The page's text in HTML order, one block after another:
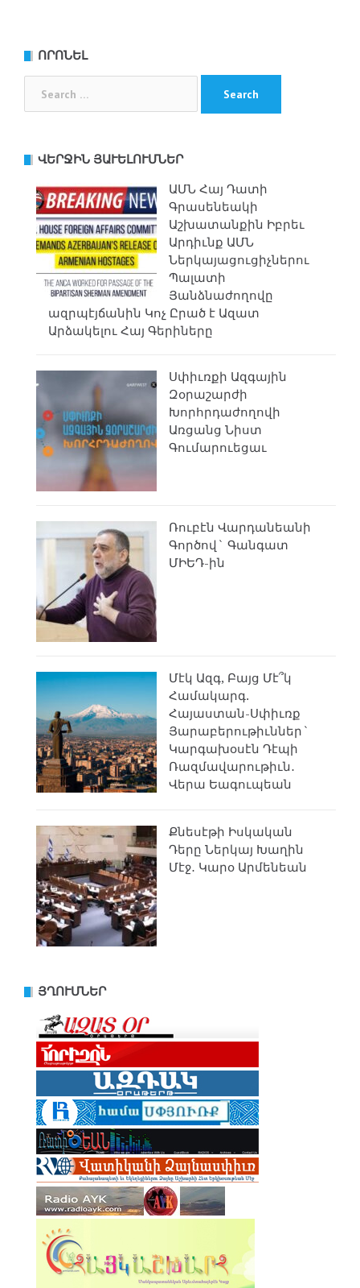
ՈՐՈՆԵԼ
ՎԵՐՋԻՆ ՅԱՒԵԼՈՒՄՆԵՐ
ԱՄՆ Հայ Դատի
Գրասենեակի
Աշխատանքին Իբրեւ
Արդիւնք ԱՄՆ
Ներկայացուցիչներու
Պալատի
Յանձնաժողովը
ազրպէյճանին Կոչ Ըրած է Ազատ
Արձակելու Հայ Գերիները
Սփիւռքի Ազգային
Զօրաշարժի
Խորհրդաժողովի
Առցանց Նիստ
Գումարուեցաւ
Ռուբէն Վարդանեանի
Գործով` Գանգատ
ՄԻԵԴ-ին
Մէկ Ազգ, Բայց Մէ՞կ
Համակարգ.
Հայաստան-Սփիւռք
Յարաբերութիւններ`
Կարգախօսէն Դէպի
Ռազմավարութիւն․
Վերա Եագուպեան
Քնեսէթի Իսկական
Դերը Ներկայ Խաղին
Մէջ․ Կարօ Արմենեան
ՅՂՈՒՄՆԵՐ